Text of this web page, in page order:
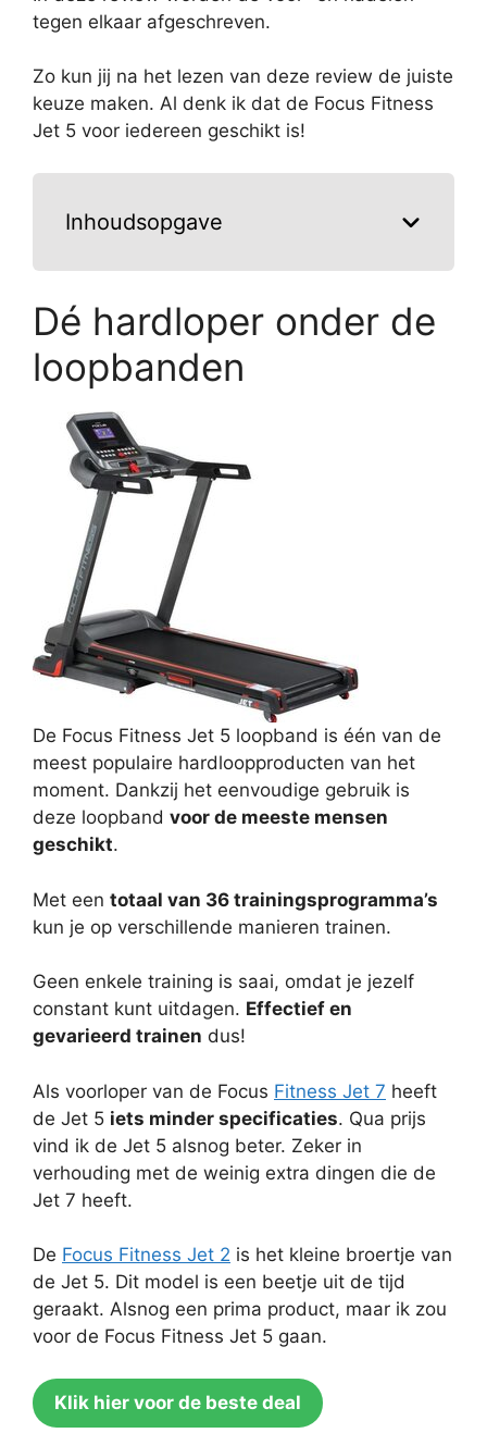
tegen elkaar afgeschreven.
Zo kun jij na het lezen van deze review de juiste
keuze maken. Al denk ik dat de Focus Fitness
Jet 5 voor iedereen geschikt is!
Inhoudsopgave
Dé hardloper onder de
loopbanden
De Focus Fitness Jet 5 loopband is één van de
meest populaire hardloopproducten van het
moment. Dankzij het eenvoudige gebruik is
deze loopband voor de meeste mensen
geschikt.
Met een totaal van 36 trainingsprogramma’s
kun je op verschillende manieren trainen.
Geen enkele training is saai, omdat je jezelf
constant kunt uitdagen. Effectief en
gevarieerd trainen dus!
Als voorloper van de Focus Fitness Jet 7 heeft
de Jet 5 iets minder specificaties. Qua prijs
vind ik de Jet 5 alsnog beter. Zeker in
verhouding met de weinig extra dingen die de
Jet 7 heeft.
De Focus Fitness Jet 2 is het kleine broertje van
de Jet 5. Dit model is een beetje uit de tijd
geraakt. Alsnog een prima product, maar ik zou
voor de Focus Fitness Jet 5 gaan.
Klik hier voor de beste deal